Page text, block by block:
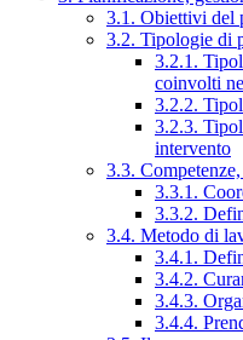
3.1. Obiettivi del
3.2. Tipologie di
3.2.1.
coinvolti
3.2.2.
3.2.3.
intervento
3.3.
3.3.1.
3.3.2.
3.4. Metodo di
3.4.1.
3.4.2.
3.4.3.
3.4.4.